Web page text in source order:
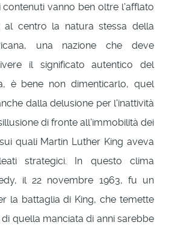
contenuti vanno ben oltre l'afflato
al centro la natura stessa della
una nazione che deve
il significato autentico del
è bene non dimenticarlo, quel
dalla delusione per l'inattività
di fronte all'immobilità dei
quali Martin Luther King aveva
strategici. In questo clima
il 22 novembre 1963, fu un
la battaglia di King, che temette
quella manciata di anni sarebbe